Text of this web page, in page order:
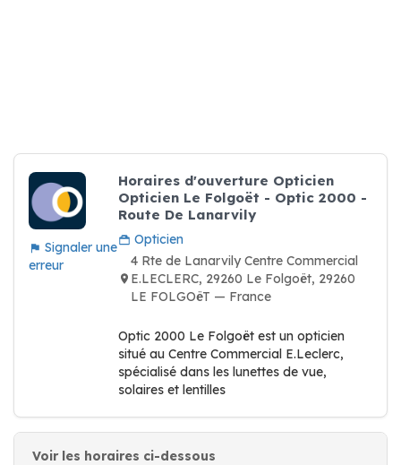
Signaler une
erreur
Horaires d'ouverture Opticien
Opticien Le Folgoët - Optic 2000 -
Route De Lanarvily
Opticien
4 Rte de Lanarvily Centre Commercial
E.LECLERC, 29260 Le Folgoët, 29260
LE FOLGOëT — France
Optic 2000 Le Folgoët est un opticien
situé au Centre Commercial E.Leclerc,
spécialisé dans les lunettes de vue,
solaires et lentilles
Voir les horaires ci-dessous